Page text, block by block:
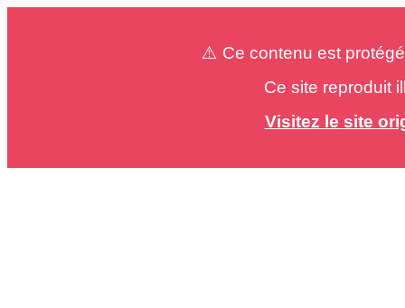
⚠️ Ce contenu est
Ce site reproduit
Visitez le site